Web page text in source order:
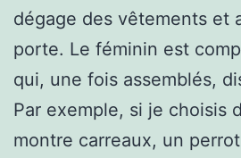
dégage des vêtements et
porte. Le féminin est
qui, une fois assemblés,
Par exemple, si je choisis
montre carreaux, un